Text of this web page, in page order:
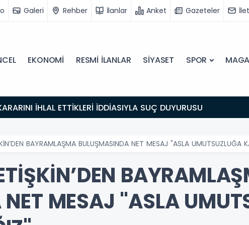
Galeri Rehber İlanlar Anket Gazeteler
EKONOMİ RESMİ İLANLAR SİYASET SPOR
İHLAL ETTİKLERİ İDDİASIYLA SUÇ DUYURUSU
BAYRAMLAŞMA BULUŞMASINDA NET MESAJ "ASLA UMUTSUZLUĞA
MESAJ "ASLA